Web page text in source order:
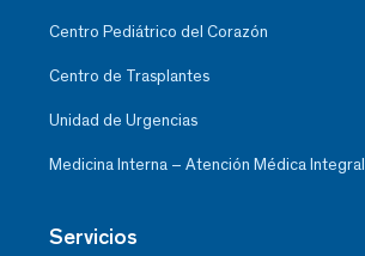
Centro Pediátrico del Corazón
Centro de Trasplantes
Unidad de Urgencias
Medicina Interna – Atención Médica Integral
Servicios